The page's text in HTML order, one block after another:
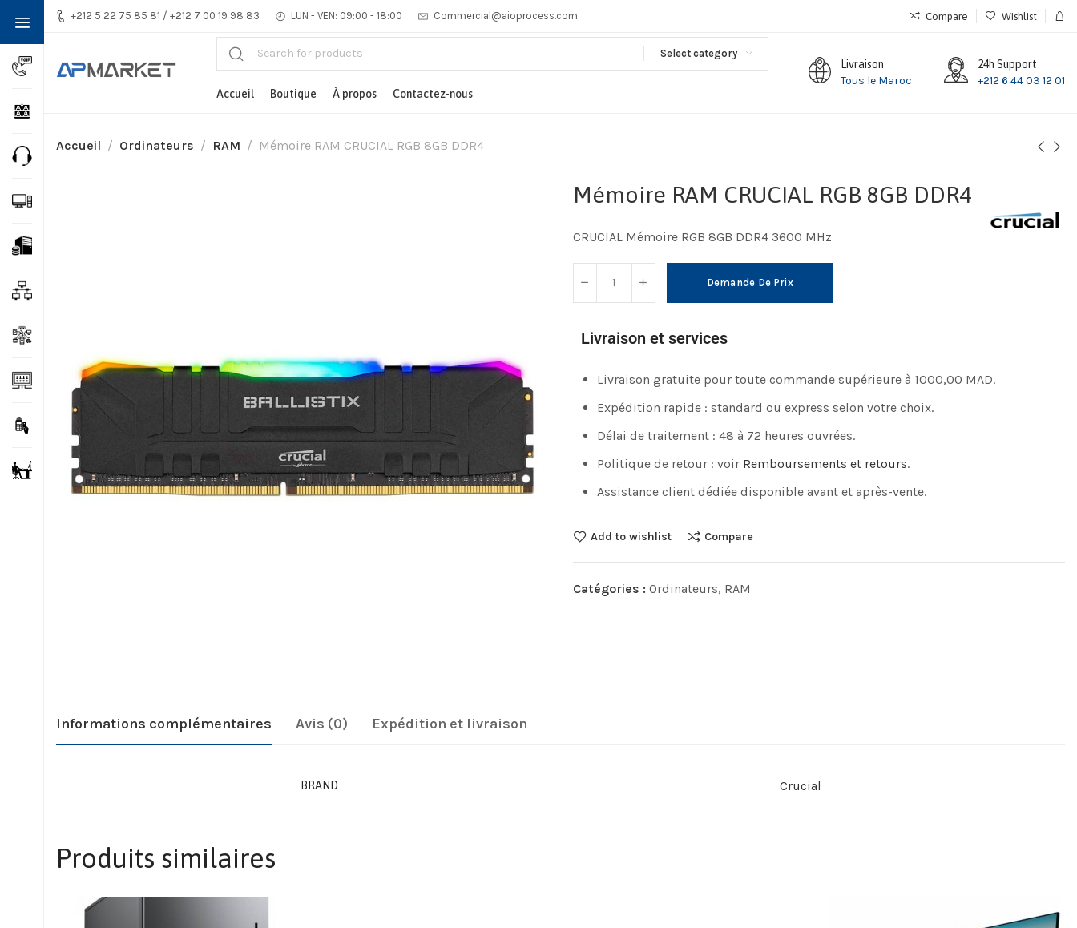
+212 5 22 75 85 81 / +212 7 00 19 98 83 LUN - VEN: 09:00 - 18:00 Commercial@aioprocess.com Compare Wishlist
Select category
Accueil Boutique À propos Contactez-nous
Livraison
Tous le Maroc
24h Support
+212 6 44 03 12 01
Accueil Ordinateurs RAM Mémoire RAM CRUCIAL RGB 8GB DDR4
Mémoire RAM CRUCIAL RGB 8GB DDR4
CRUCIAL Mémoire RGB 8GB DDR4 3600 MHz
Demande De Prix
Livraison et services
Livraison gratuite pour toute commande supérieure à 1000,00 MAD.
Expédition rapide : standard ou express selon votre choix.
Délai de traitement : 48 à 72 heures ouvrées.
Politique de retour : voir Remboursements et retours.
Assistance client dédiée disponible avant et après-vente.
Add to wishlist Compare
Catégories : Ordinateurs, RAM
Informations complémentaires Avis (0) Expédition et livraison
BRAND Crucial
Produits similaires